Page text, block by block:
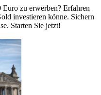
zu erwerben? Erfahren
investieren könne. Sichern
Starten Sie jetzt!